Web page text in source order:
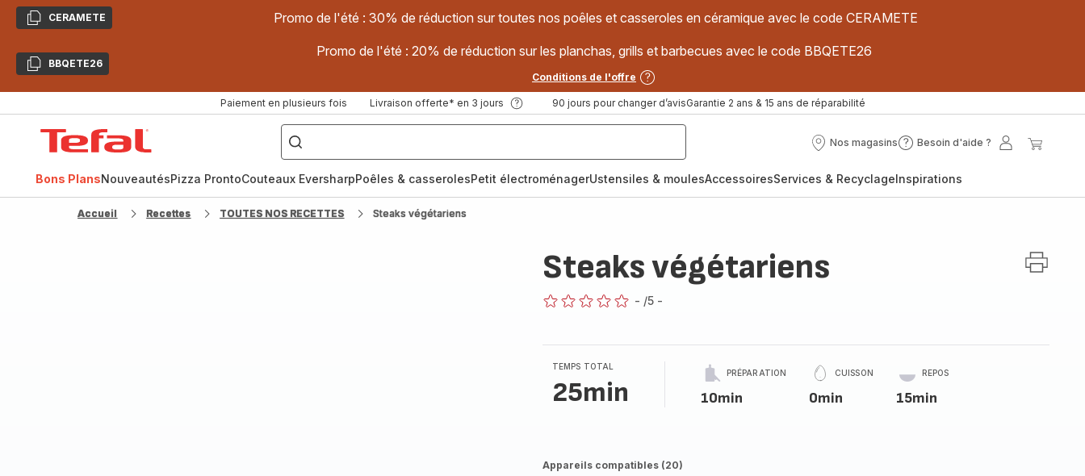
CopierCERAMETE Promo de l'été : 30% de réduction sur toutes nos poêles et casseroles en céramique avec le code CERAMETE
CopierBBQETE26
Promo de l'été : 20% de réduction sur les planchas, grills et barbecues avec le code BBQETE26
Conditions de l'offre
Paiement en plusieurs fois Livraison offerte* en 3 jours 90 jours pour changer d’avisGarantie 2 ans & 15 ans de réparabilité
["Poêles
inox,
Cake
Factory,
Nos magasins
Nos
Besoin d'aide ?
Besoin
?
Mon
Bons PlansNouveautésPizza ProntoCouteaux EversharpPoêles & casserolesPetit électroménagerUstensiles & moulesAccessoiresServices & RecyclageInspirations
Accueil Recettes TOUTES NOS RECETTES Steaks végétariens
Steaks végétariens
- /5 -
TEMPS TOTAL
25min
PRÉPARATION
10min
CUISSON
0min
REPOS
15min
Appareils compatibles (20)